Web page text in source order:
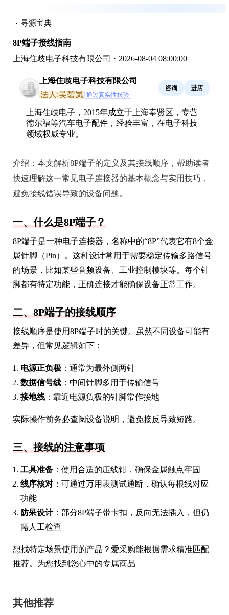
寻源宝典
8P端子接线指南
上海住歧电子科技有限公司 · 2026-08-04 08:00:00
上海住歧电子科技有限公司
法人:吴碧岚 通过真实性核验
咨询 进店
上海住歧电子，2015年成立于上海奉贤区，专营
德尔福等汽车电子配件，经验丰富，在电子科技
领域权威专业。
介绍： 本文解析8P端子的定义及其接线顺序，帮助读者
快速理解这一常见电子连接器的基本概念与实用技巧，
避免接线错误导致的设备问题。
一、什么是8P端子？
8P端子是一种电子连接器，名称中的“8P”代表它有8个金
属针脚（Pin）。这种设计常用于需要稳定传输多路信号
的场景，比如某些音频设备、工业控制模块等。每个针
脚都有特定功能，正确连接才能确保设备正常工作。
二、8P端子的接线顺序
接线顺序是使用8P端子时的关键。虽然不同设备可能有
差异，但常见逻辑如下：
电源正负极 ：通常为最外侧两针
数据信号线 ：中间针脚多用于传输信号
接地线 ：靠近电源负极的针脚常作接地
实际操作前务必查阅设备说明，避免接反导致短路。
三、接线的注意事项
工具准备 ：使用合适的压线钳，确保金属触点牢固
线序核对 ：可通过万用表测试通断，确认每根线对应
功能
防呆设计：部分8P端子带卡扣，反向无法插入，但仍
需人工检查
想找特定场景使用的产品？爱采购能根据需求精准匹配
推荐。为您找到您心中的专属商品
其他推荐